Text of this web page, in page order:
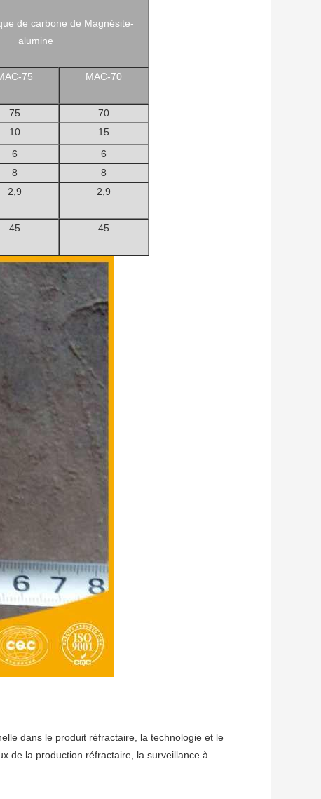
de carbone de Magnésite-
alumine
75 MAC-70
75
70
10
15
6
6
8
8
2,9 2,9
45 45
dans le produit réfractaire, la technologie et le
de la production réfractaire, la surveillance à